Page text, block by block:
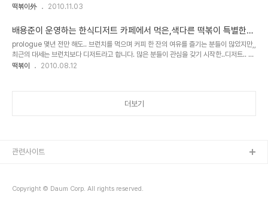
던...사보텐 이에요... 찾아가시는 길 지하철 4호선 명동역 8번출구로 나오신 후 골목으로 직
떡볶이外 2010.11.03
배용준이 운영하는 한식디저트 카페에서 먹은,색다른 떡볶이 특별한
팥빙수
prologue 몇년 전만 해도.. 브런치를 먹으며 커피 한 잔의 여유를 즐기는 분들이 많았지만,,
최근의 대세는 브런치보다 디저트라고 합니다. 많은 분들이 관심을 갖기 시작한..디저트.. 그
디저트 열풍에 힘 입어... 섹스 인 더 시티에서 캐리가 말해 유명해 진, 뉴욕 디저트..페이야드
떡볶이 2010.08.12
더보기
Copyright © Daum Corp. All rights reserved.
관련사이트